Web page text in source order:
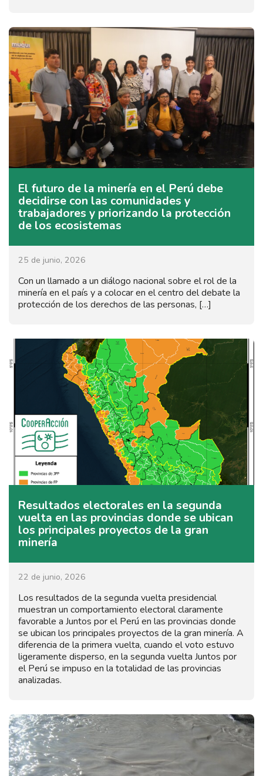
El futuro de la minería en el Perú debe
decidirse con las comunidades y
trabajadores y priorizando la protección
de los ecosistemas
25 de junio, 2026
Con un llamado a un diálogo nacional sobre el rol de la
minería en el país y a colocar en el centro del debate la
protección de los derechos de las personas, […]
Resultados electorales en la segunda
vuelta en las provincias donde se ubican
los principales proyectos de la gran
minería
22 de junio, 2026
Los resultados de la segunda vuelta presidencial
muestran un comportamiento electoral claramente
favorable a Juntos por el Perú en las provincias donde
se ubican los principales proyectos de la gran minería. A
diferencia de la primera vuelta, cuando el voto estuvo
ligeramente disperso, en la segunda vuelta Juntos por
el Perú se impuso en la totalidad de las provincias
analizadas.